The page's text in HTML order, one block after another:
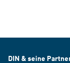
DIN & seine